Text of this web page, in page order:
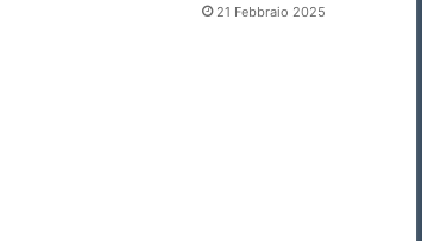
21 Febbraio 2025